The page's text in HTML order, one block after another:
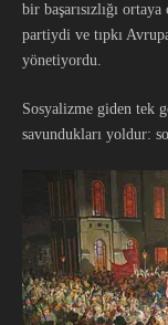
bir başarısızlığı
partiydi ve tıpkı
yönetiyordu.
Sosyalizme giden tek
savundukları yoldur: